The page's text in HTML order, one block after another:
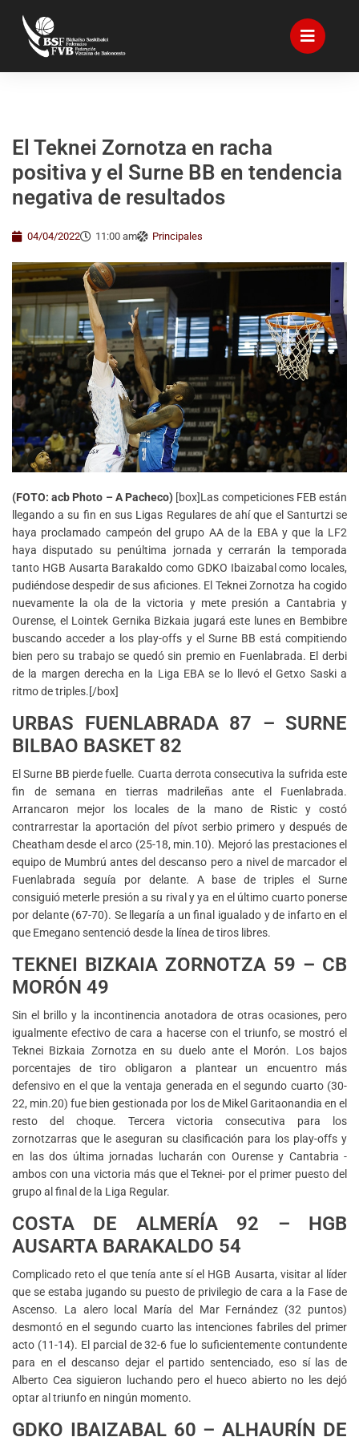
El Teknei Zornotza en racha
positiva y el Surne BB en tendencia
negativa de resultados
04/04/2022 11:00 am Principales
(FOTO: acb Photo – A Pacheco) [box]Las competiciones FEB están
llegando a su fin en sus Ligas Regulares de ahí que el Santurtzi se
haya proclamado campeón del grupo AA de la EBA y que la LF2
haya disputado su penúltima jornada y cerrarán la temporada
tanto HGB Ausarta Barakaldo como GDKO Ibaizabal como locales,
pudiéndose despedir de sus aficiones. El Teknei Zornotza ha cogido
nuevamente la ola de la victoria y mete presión a Cantabria y
Ourense, el Lointek Gernika Bizkaia jugará este lunes en Bembibre
buscando acceder a los play-offs y el Surne BB está compitiendo
bien pero su trabajo se quedó sin premio en Fuenlabrada. El derbi
de la margen derecha en la Liga EBA se lo llevó el Getxo Saski a
ritmo de triples.[/box]
URBAS FUENLABRADA 87 – SURNE
BILBAO BASKET 82
El Surne BB pierde fuelle. Cuarta derrota consecutiva la sufrida este
fin de semana en tierras madrileñas ante el Fuenlabrada.
Arrancaron mejor los locales de la mano de Ristic y costó
contrarrestar la aportación del pívot serbio primero y después de
Cheatham desde el arco (25-18, min.10). Mejoró las prestaciones el
equipo de Mumbrú antes del descanso pero a nivel de marcador el
Fuenlabrada seguía por delante. A base de triples el Surne
consiguió meterle presión a su rival y ya en el último cuarto ponerse
por delante (67-70). Se llegaría a un final igualado y de infarto en el
que Emegano sentenció desde la línea de tiros libres.
TEKNEI BIZKAIA ZORNOTZA 59 – CB
MORÓN 49
Sin el brillo y la incontinencia anotadora de otras ocasiones, pero
igualmente efectivo de cara a hacerse con el triunfo, se mostró el
Teknei Bizkaia Zornotza en su duelo ante el Morón. Los bajos
porcentajes de tiro obligaron a plantear un encuentro más
defensivo en el que la ventaja generada en el segundo cuarto (30-
22, min.20) fue bien gestionada por los de Mikel Garitaonandia en el
resto del choque. Tercera victoria consecutiva para los
zornotzarras que le aseguran su clasificación para los play-offs y
en las dos última jornadas lucharán con Ourense y Cantabria -
ambos con una victoria más que el Teknei- por el primer puesto del
grupo al final de la Liga Regular.
COSTA DE ALMERÍA 92 – HGB
AUSARTA BARAKALDO 54
Complicado reto el que tenía ante sí el HGB Ausarta, visitar al líder
que se estaba jugando su puesto de privilegio de cara a la Fase de
Ascenso. La alero local María del Mar Fernández (32 puntos)
desmontó en el segundo cuarto las intenciones fabriles del primer
acto (11-14). El parcial de 32-6 fue lo suficientemente contundente
para en el descanso dejar el partido sentenciado, eso sí las de
Alberto Cea siguieron luchando pero el hueco abierto no les dejó
optar al triunfo en ningún momento.
GDKO IBAIZABAL 60 – ALHAURÍN DE